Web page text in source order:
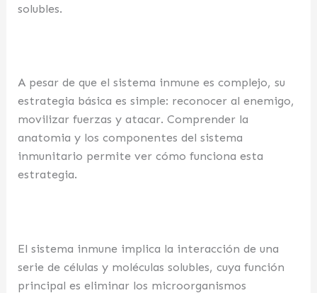
solubles.
A pesar de que el sistema inmune es complejo, su
estrategia básica es simple: reconocer al enemigo,
movilizar fuerzas y atacar. Comprender la
anatomia y los componentes del sistema
inmunitario permite ver cómo funciona esta
estrategia.
El sistema inmune implica la interacción de una
serie de células y moléculas solubles, cuya función
principal es eliminar los microorganismos